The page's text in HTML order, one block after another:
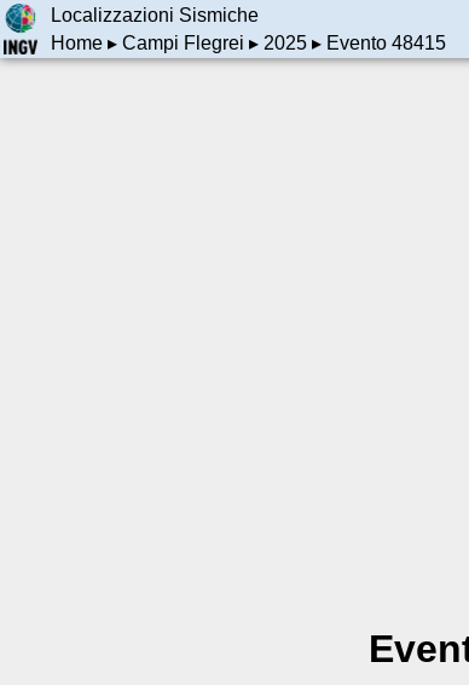
Localizzazioni Sismiche
Home▸ Campi Flegrei ▸ 2025▸ Evento 48415